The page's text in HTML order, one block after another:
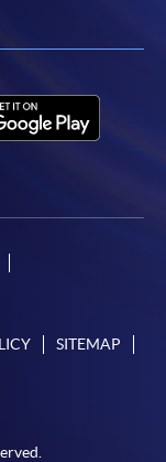
SITEMAP